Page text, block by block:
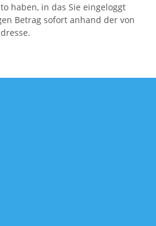
haben, in das Sie eingeloggt
Betrag sofort anhand der von